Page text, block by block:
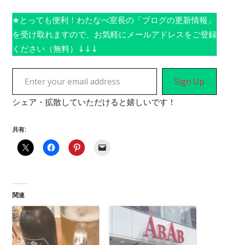
★とっても便利！わたなべ室長の「ブログの更新情報」
を受け取れますので、お気軽にメールアドレスをご登録
ください（無料）↓↓↓
Enter your email address
Sign Up
シェア・拡散していただけると嬉しいです！
共有:
関連